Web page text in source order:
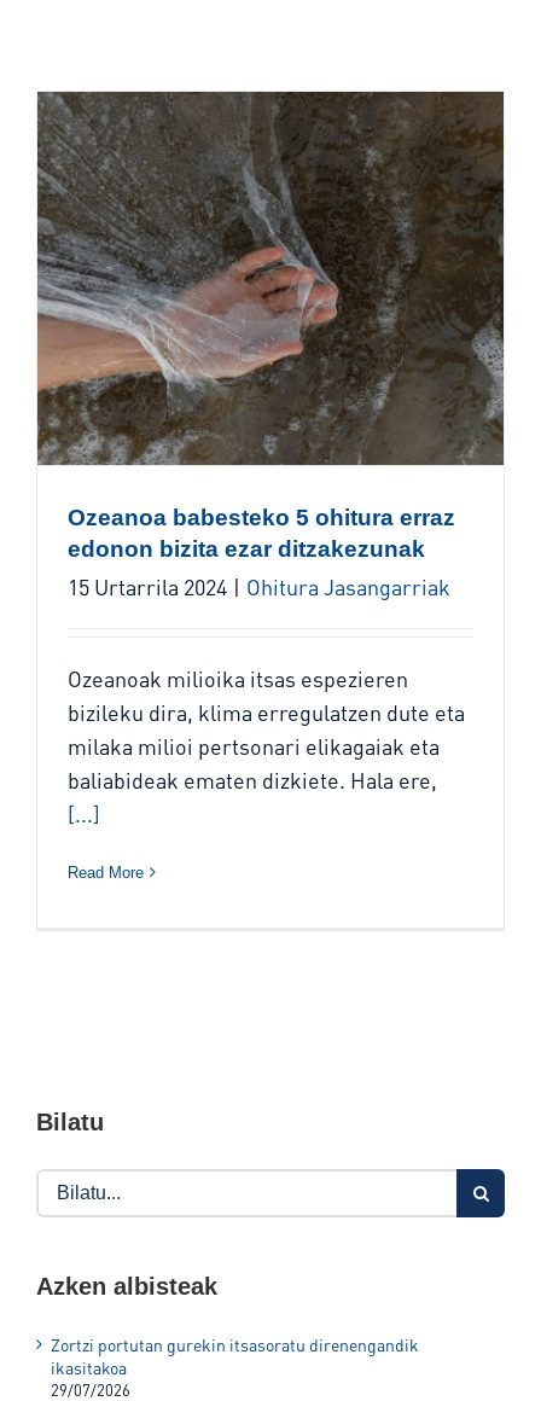
Ozeanoa babesteko 5 ohitura erraz
edonon bizita ezar ditzakezunak
15 Urtarrila 2024 | Ohitura Jasangarriak
Ozeanoak milioika itsas espezieren
bizileku dira, klima erregulatzen dute eta
milaka milioi pertsonari elikagaiak eta
baliabideak ematen dizkiete. Hala ere,
[...]
Read More
Bilatu
Search
for:
Azken albisteak
Zortzi portutan gurekin itsasoratu direnengandik
ikasitakoa
29/07/2026